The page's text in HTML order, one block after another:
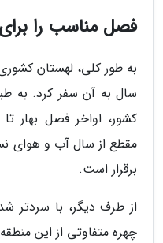
فصل مناسب را
به طور کلی، لهستان
سال به آن سفر کرد. به
کشور، اواخر فصل بهار
مقطع از سال آب و هوای
برقرار است.
از طرف دیگر، با سردتر
چهره متفاوتی از این